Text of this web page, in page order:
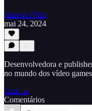
Ramon Félix
mai 24, 2024
Desenvolvedora e
no mundo dos vídeo
Leia →
Comentários